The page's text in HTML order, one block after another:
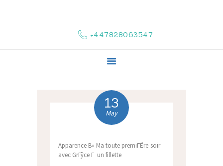
+447828063547
COMPLAINTS
CONTACT US
13
May
Apparence В» Ma toute premiГЁre soir
avec GrГўce Г un fillette